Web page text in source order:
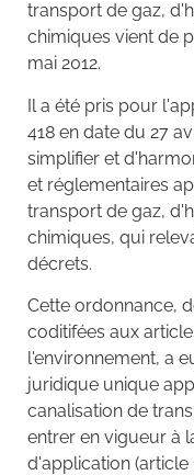
transport de gaz,
chimiques vient de
mai 2012.
Il a été pris pour
418 en date du 27
simplifier et
et réglementaires
transport de gaz,
chimiques, qui
décrets.
Cette ordonnance,
coditifées aux
l'environnement, a
juridique unique
canalisation de
entrer en vigueur à
d'application (article